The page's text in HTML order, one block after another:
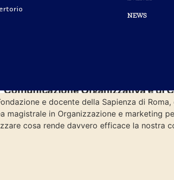
e docente della Sapienza di
in Organizzazione e marketing
cosa rende davvero efficace la nostra
NEWS